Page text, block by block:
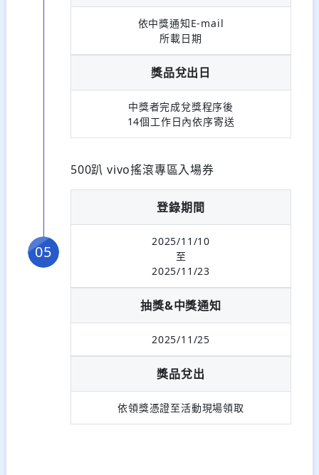
依中獎通知E-mail
所載日期
獎品兌出日
中獎者完成兌獎程序後
14個工作日內依序寄送
500趴 vivo搖滾專區入場券
登錄期間
2025/11/10
至
2025/11/23
抽獎&中獎通知
2025/11/25
獎品兌出
依領獎憑證至活動現場領取